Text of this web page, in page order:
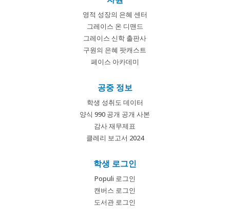
영적 성장의 은혜 센터
그레이스 온 디맨드
그레이스 신학 출판사
구원의 은혜 팟캐스트
페이스 아카데미
공중 정보
학생 성취도 데이터
양식 990 공개 공개 사본
감사 재무제표
클레리 보고서 2024
학생 로그인
Populi 로그인
캔버스 로그인
도서관 로그인